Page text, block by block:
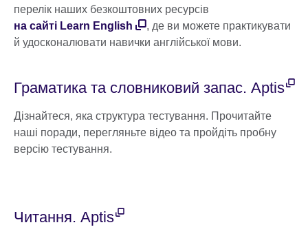
перелік наших безкоштовних ресурсів
на сайті Learn English
, де ви можете практикувати
й удосконалювати навички англійської мови.
Граматика та словниковий запас. Aptis
Дізнайтеся, яка структура тестування. Прочитайте
наші поради, перегляньте відео та пройдіть пробну
версію тестування.
Читання. Aptis